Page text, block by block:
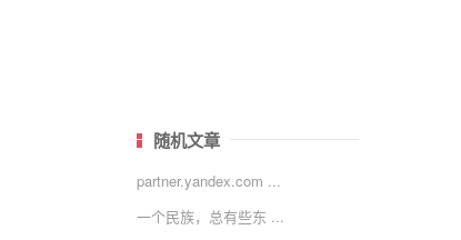
随机文章
partner.yandex.com ...
一个民族，总有些东 ...